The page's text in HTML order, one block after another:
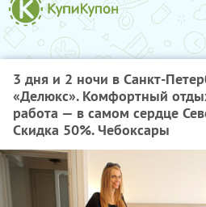
3 дня и 2 ночи в Санкт-
«Делюкс». Комфортный
работа — в самом сердце
Скидка 50%. Чебоксары